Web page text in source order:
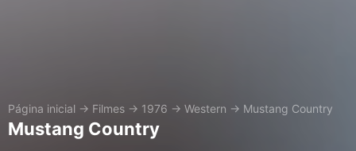
Página inicial → Filmes → 1976 → Western → Mustang Country
Mustang Country